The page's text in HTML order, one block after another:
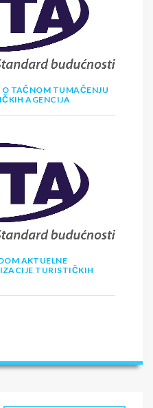
O TAČNOM TUMAČENJU
AGENCIJA
AKTUELNE
TURISTIČKIH